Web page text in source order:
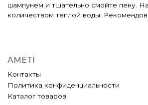
шампунем и тщательно смойте пену.
количеством теплой воды.
AMETI
Контакты
Политика конфиденциальности
Каталог товаров